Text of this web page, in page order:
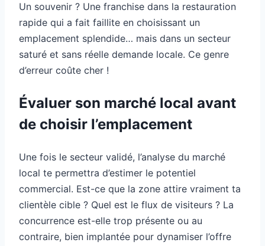
Un souvenir ? Une franchise dans la restauration
rapide qui a fait faillite en choisissant un
emplacement splendide… mais dans un secteur
saturé et sans réelle demande locale. Ce genre
d’erreur coûte cher !
Évaluer son marché local avant
de choisir l’emplacement
Une fois le secteur validé, l’analyse du marché
local te permettra d’estimer le potentiel
commercial. Est-ce que la zone attire vraiment ta
clientèle cible ? Quel est le flux de visiteurs ? La
concurrence est-elle trop présente ou au
contraire, bien implantée pour dynamiser l’offre